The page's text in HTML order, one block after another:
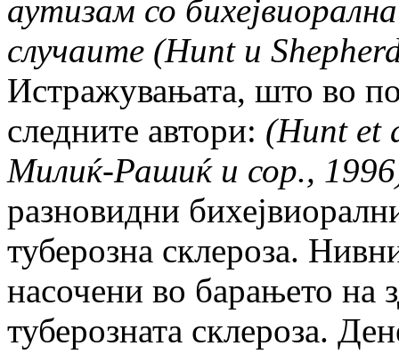
аутизам со
случаите (Hunt и
Истражувањата, што во
следните автори: (Hunt et
Милиќ-Рашиќ и сор.,
разновидни
туберозна склероза.
насочени во барањето на
туберозната склероза.